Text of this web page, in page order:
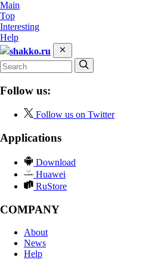
Main
Top
Interesting
Help
shakko.ru
Follow us:
Follow us on Twitter
Applications
Download
Huawei
RuStore
COMPANY
About
News
Help